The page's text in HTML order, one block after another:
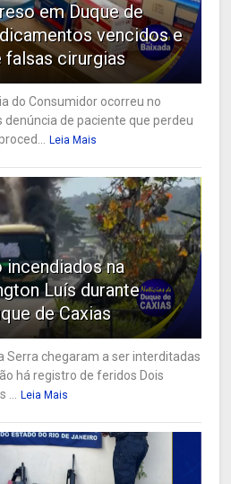
em Duque de
vencidos e
falsas cirurgias
do Consumidor ocorreu no
denúncia de paciente que perdeu
Leia Mais
incendiados na
Luís durante
de Caxias
Serra chegaram a ser interditadas
há registro de feridos Dois
... Leia Mais